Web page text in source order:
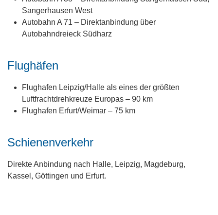
Sangerhausen West
Autobahn A 71 – Direktanbindung über
Autobahndreieck Südharz
Flughäfen
Flughafen Leipzig/Halle als eines der größten
Luftfrachtdrehkreuze Europas – 90 km
Flughafen Erfurt/Weimar – 75 km
Schienenverkehr
Direkte Anbindung nach Halle, Leipzig, Magdeburg,
Kassel, Göttingen und Erfurt.